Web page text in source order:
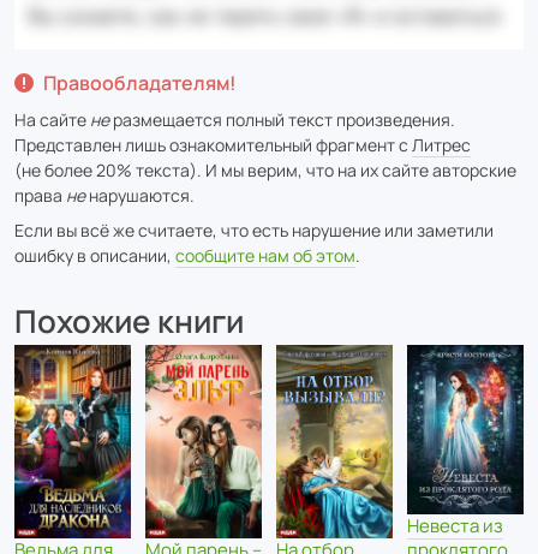
Правообладателям!
На сайте неразмещается полный текст произведения.
Представлен лишь ознакомительный фрагмент с Литрес
(не более 20% текста). И мы верим, что на их сайте авторские
права ненарушаются.
Если вы всё же считаете, что есть нарушение или заметили
ошибку в описании, сообщите нам об этом.
Похожие книги
Невеста из